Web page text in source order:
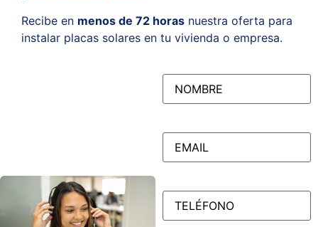
Recibe en menos de 72 horas nuestra oferta para
instalar placas solares en tu vivienda o empresa.
NOMBRE(Obligatorio)
EMAIL(Obligatorio)
TELÉFONO(Obligatorio)